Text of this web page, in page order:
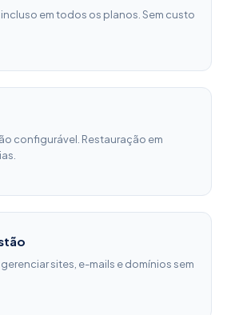
em todos os planos. Sem custo
configurável. Restauração em
sites, e-mails e domínios sem